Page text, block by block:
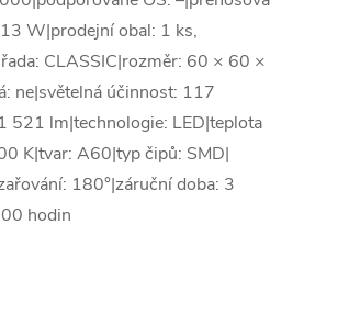
W|prodejní obal: 1 ks,
CLASSIC|rozměr: 60 × 60 ×
ne|světelná účinnost: 117
521 lm|technologie: LED|teplota
K|tvar: A60|typ čipů: SMD|
180°|záruční doba: 3
hodin